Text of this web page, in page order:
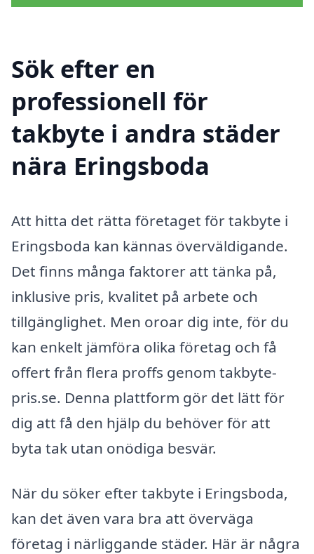
Sök efter en
professionell för
takbyte i andra städer
nära Eringsboda
Att hitta det rätta företaget för takbyte i
Eringsboda kan kännas överväldigande.
Det finns många faktorer att tänka på,
inklusive pris, kvalitet på arbete och
tillgänglighet. Men oroar dig inte, för du
kan enkelt jämföra olika företag och få
offert från flera proffs genom takbyte-
pris.se. Denna plattform gör det lätt för
dig att få den hjälp du behöver för att
byta tak utan onödiga besvär.
När du söker efter takbyte i Eringsboda,
kan det även vara bra att överväga
företag i närliggande städer. Här är några